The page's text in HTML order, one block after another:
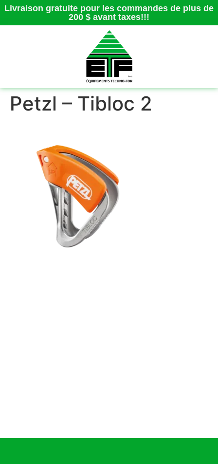
Livraison gratuite pour les commandes de plus de
200 $ avant taxes!!!
Petzl – Tibloc 2